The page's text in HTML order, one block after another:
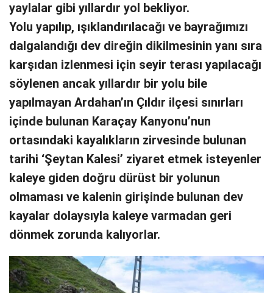
yaylalar gibi yıllardır yol bekliyor.
Yolu yapılıp, ışıklandırılacağı ve bayrağımızı
dalgalandığı dev direğin dikilmesinin yanı sıra
karşıdan izlenmesi için seyir terası yapılacağı
söylenen ancak yıllardır bir yolu bile
yapılmayan Ardahan’ın Çıldır ilçesi sınırları
içinde bulunan Karaçay Kanyonu’nun
ortasındaki kayalıkların zirvesinde bulunan
tarihi ‘Şeytan Kalesi’ ziyaret etmek isteyenler
kaleye giden doğru dürüst bir yolunun
olmaması ve kalenin girişinde bulunan dev
kayalar dolaysıyla kaleye varmadan geri
dönmek zorunda kalıyorlar.